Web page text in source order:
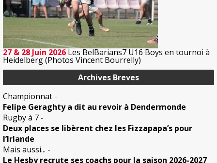
Archives Breves
Championnat -
Felipe Geraghty a dit au revoir à Dendermonde
Rugby à 7 -
Deux places se libèrent chez les Fizzapapa’s pour
l’Irlande
Mais aussi... -
Le Hesby recrute ses coachs pour la saison 2026-2027
27 & 28 Juin 2026 Les BelBarians7 U16 Boys en tournoi à
Heidelberg (Photos Vincent Bourrelly)